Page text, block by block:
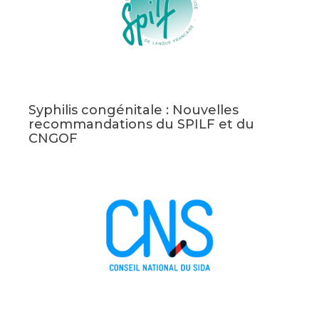
Syphilis congénitale : Nouvelles
recommandations du SPILF et du
CNGOF